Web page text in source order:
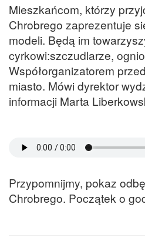
Mieszkańcom, którzy
Chrobrego zaprezentuje
modeli. Będą im
cyrkowi:szczudlarze,
Współorganizatorem
miasto. Mówi dyrektor
informacji Marta
Przypomnijmy, pokaz
Chrobrego. Początek o